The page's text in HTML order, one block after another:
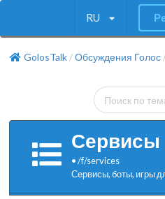
RU
GolosTalk/Обсуждения Голос
Сервисы
•/f/services
Сервисы, боты, игры